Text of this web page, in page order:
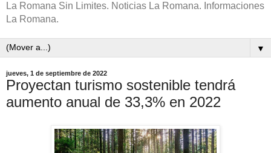
La Romana Sin Limites. Noticias La Romana. Informaciones
La Romana.
▼
jueves, 1 de septiembre de 2022
Proyectan turismo sostenible tendrá
aumento anual de 33,3% en 2022